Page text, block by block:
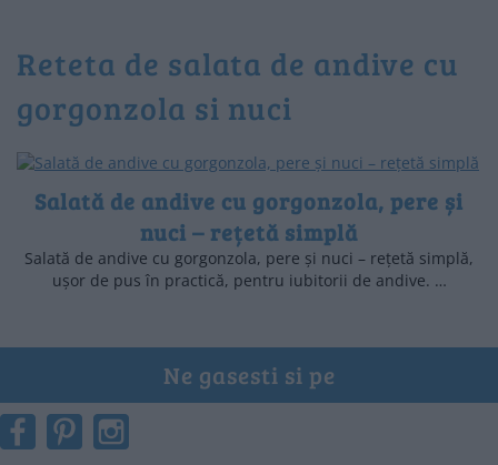
reteta de salata de andive cu
gorgonzola si nuci
Salată de andive cu gorgonzola, pere și
nuci – rețetă simplă
Salată de andive cu gorgonzola, pere și nuci – rețetă simplă,
ușor de pus în practică, pentru iubitorii de andive. …
Ne gasesti si pe